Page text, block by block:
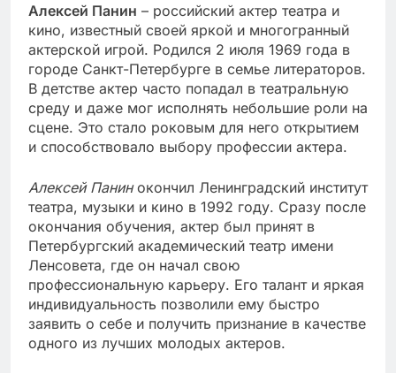
Алексей Панин – российский актер театра и
кино, известный своей яркой и многогранный
актерской игрой. Родился 2 июля 1969 года в
городе Санкт-Петербурге в семье литераторов.
В детстве актер часто попадал в театральную
среду и даже мог исполнять небольшие роли на
сцене. Это стало роковым для него открытием
и способствовало выбору профессии актера.
Алексей Панинокончил Ленинградский институт
театра, музыки и кино в 1992 году. Сразу после
окончания обучения, актер был принят в
Петербургский академический театр имени
Ленсовета, где он начал свою
профессиональную карьеру. Его талант и яркая
индивидуальность позволили ему быстро
заявить о себе и получить признание в качестве
одного из лучших молодых актеров.